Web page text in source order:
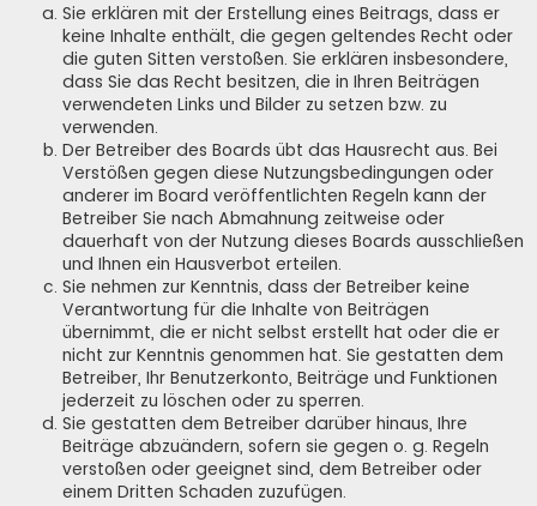
Sie erklären mit der Erstellung eines Beitrags, dass er
keine Inhalte enthält, die gegen geltendes Recht oder
die guten Sitten verstoßen. Sie erklären insbesondere,
dass Sie das Recht besitzen, die in Ihren Beiträgen
verwendeten Links und Bilder zu setzen bzw. zu
verwenden.
Der Betreiber des Boards übt das Hausrecht aus. Bei
Verstößen gegen diese Nutzungsbedingungen oder
anderer im Board veröffentlichten Regeln kann der
Betreiber Sie nach Abmahnung zeitweise oder
dauerhaft von der Nutzung dieses Boards ausschließen
und Ihnen ein Hausverbot erteilen.
Sie nehmen zur Kenntnis, dass der Betreiber keine
Verantwortung für die Inhalte von Beiträgen
übernimmt, die er nicht selbst erstellt hat oder die er
nicht zur Kenntnis genommen hat. Sie gestatten dem
Betreiber, Ihr Benutzerkonto, Beiträge und Funktionen
jederzeit zu löschen oder zu sperren.
Sie gestatten dem Betreiber darüber hinaus, Ihre
Beiträge abzuändern, sofern sie gegen o. g. Regeln
verstoßen oder geeignet sind, dem Betreiber oder
einem Dritten Schaden zuzufügen.